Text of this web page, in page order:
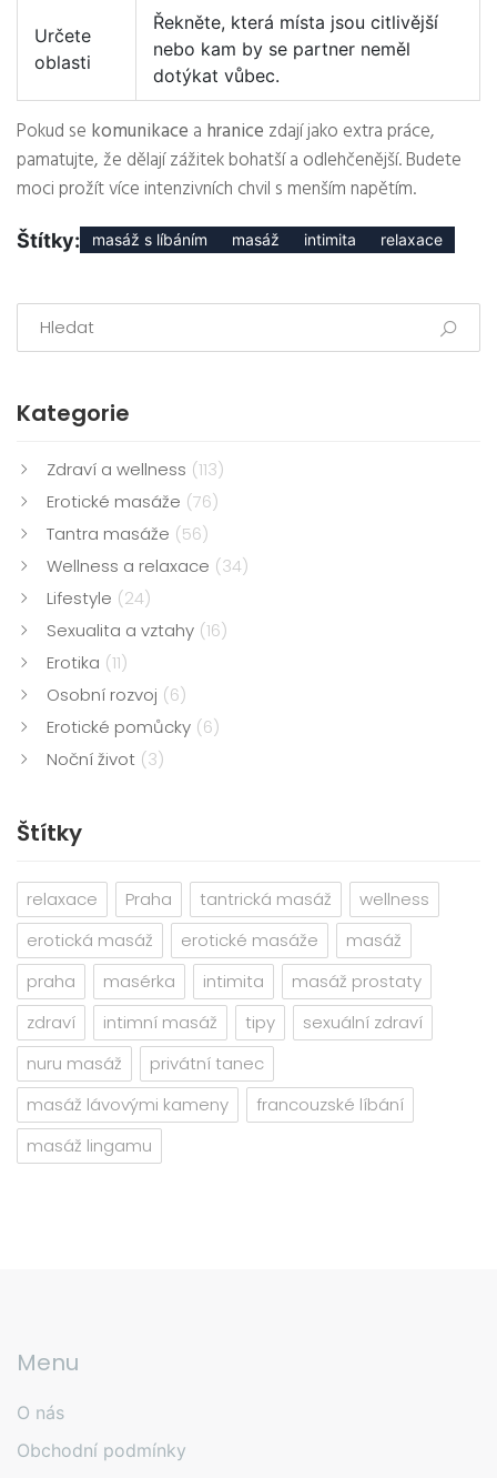
Určete
oblasti
Řekněte, která místa jsou citlivější
nebo kam by se partner neměl
dotýkat vůbec.
Pokud se komunikace a hranice zdají jako extra práce,
pamatujte, že dělají zážitek bohatší a odlehčenější. Budete
moci prožít více intenzivních chvil s menším napětím.
Štítky: masáž s líbáním masáž intimita relaxace
Kategorie
Zdraví a wellness (113)
Erotické masáže (76)
Tantra masáže (56)
Wellness a relaxace (34)
Lifestyle (24)
Sexualita a vztahy (16)
Erotika (11)
Osobní rozvoj (6)
Erotické pomůcky (6)
Noční život (3)
Štítky
relaxace Praha tantrická masáž
wellness
erotická masáž
erotické masáže
masáž
praha
masérka intimita
masáž prostaty
zdraví
intimní masáž tipy
sexuální zdraví
nuru masáž
privátní tanec
masáž lávovými kameny
francouzské líbání
masáž lingamu
Menu
O nás
Obchodní podmínky